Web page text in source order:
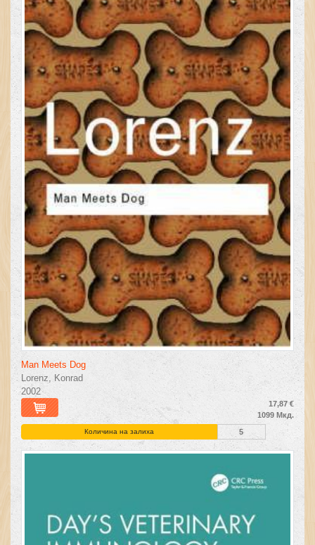
Man Meets Dog
Lorenz, Konrad
2002
17,87 €
1099 Мкд.
Количина на залиха 5